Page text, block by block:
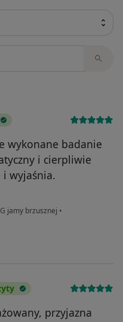
wykonane badanie
i cierpliwie
i wyjaśnia.
jamy brzusznej •
przyjazna